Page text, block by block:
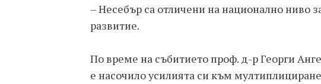
– Несебър са отличени на национално ниво
развитие.
По време на събитието проф. д-р Георги
е насочило усилията си към